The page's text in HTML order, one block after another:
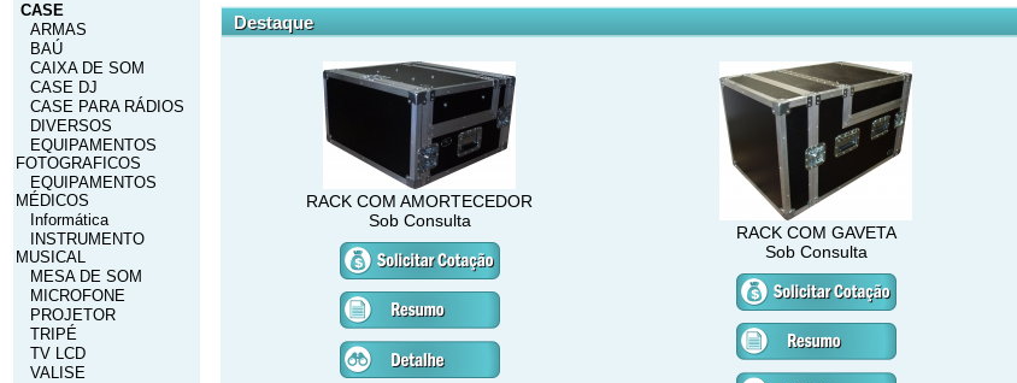
CASE
ARMAS
BAÚ
CAIXA DE SOM
CASE DJ
CASE PARA RÁDIOS
DIVERSOS
EQUIPAMENTOS
FOTOGRAFICOS
EQUIPAMENTOS
MÉDICOS
Informática
INSTRUMENTO
MUSICAL
MESA DE SOM
MICROFONE
PROJETOR
TRIPÉ
TV LCD
VALISE
Destaque
RACK COM AMORTECEDOR
Sob Consulta
RACK COM GAVETA
Sob Consulta